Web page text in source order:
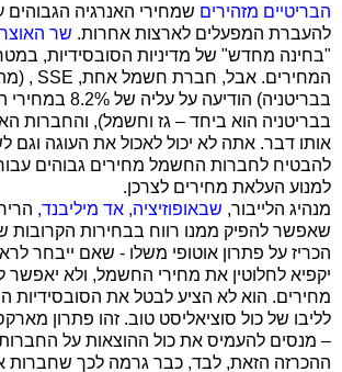
הבריטיים מזהירים שמחירי האנרגיה הגבוהים
להעברת המפעלים לארצות אחרות. שר
"בחינה מחדש" של מדיניות הסובסידיות,
המחירים. אבל, חברת חשמל אחת, SSE
בבריטניה) הודיעה
בבריטניה הוא ביחד – גז וחשמל), והחברות
אותו דבר. אתה לא יכול לאכול את העוגה וגם
להבטיח לחברות החשמל מחירים גבוהים
למנוע העלאת מחירים לצרכן.
מנהיג הלייבור, שבאופוזיציה, אד מיליבנד,
הכריז על פתרון אוטופי משלו - שאם ייבחר
יקפיא לחלוטין את מחירי החשמל, ולא יאפשר
מחירים. הוא לא הציע לבטל את הסובסידיות
לליבו של כול סוציאליסט טוב. זהו פתרון
– מנסים להעמיס את כול ההוצאות על
ההכרזה הזאת, לבד, כבר גרמה לכך שחברות